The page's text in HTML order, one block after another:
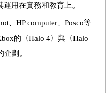
用在實務和教育上。
、HP computer、Posco等
的〈Halo 4〉與〈Halo
劃。